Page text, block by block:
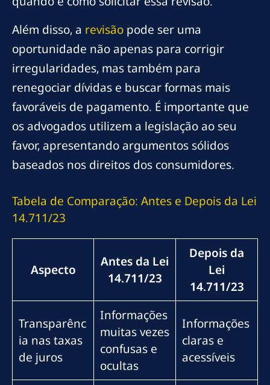
Além disso, a revisão pode ser uma
oportunidade não apenas para corrigir
irregularidades, mas também para
renegociar dívidas e buscar formas mais
favoráveis de pagamento. É importante que
os advogados utilizem a legislação ao seu
favor, apresentando argumentos sólidos
baseados nos direitos dos consumidores.
Tabela de Comparação: Antes e Depois da Lei
14.711/23
Aspecto
Antes da Lei
14.711/23
Depois da
Lei
14.711/23
Transparênc
ia nas taxas
de juros
Informações
muitas vezes
confusas e
ocultas
Informações
claras e
acessíveis